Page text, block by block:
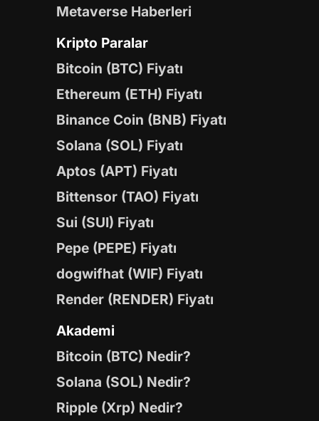
Metaverse Haberleri
Kripto Paralar
Bitcoin (BTC) Fiyatı
Ethereum (ETH) Fiyatı
Binance Coin (BNB) Fiyatı
Solana (SOL) Fiyatı
Aptos (APT) Fiyatı
Bittensor (TAO) Fiyatı
Sui (SUI) Fiyatı
Pepe (PEPE) Fiyatı
dogwifhat (WIF) Fiyatı
Render (RENDER) Fiyatı
Akademi
Bitcoin (BTC) Nedir?
Solana (SOL) Nedir?
Ripple (Xrp) Nedir?